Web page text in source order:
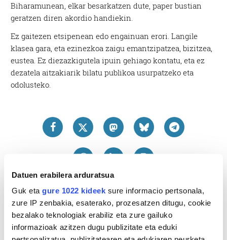
Datuen erabilera arduratsua
Guk eta gure 1022 kideek sure informacio pertsonala,
zure IP zenbakia, esaterako, prozesatzen ditugu, cookie
bezalako teknologiak erabiliz eta zure gailuko
informazioak azitzen dugu publizitate eta eduki
Biharamunean, elkar besarkatzen dute, paper bustian
geratzen diren akordio handiekin.
Ez gaitezen etsipenean edo engainuan erori. Langile
klasea gara, eta ezinezkoa zaigu emantzipatzea, bizitzea,
eustea. Ez diezazkigutela ipuin gehiago kontatu, eta ez
dezatela aitzakiarik bilatu publikoa usurpatzeko eta
odolusteko.